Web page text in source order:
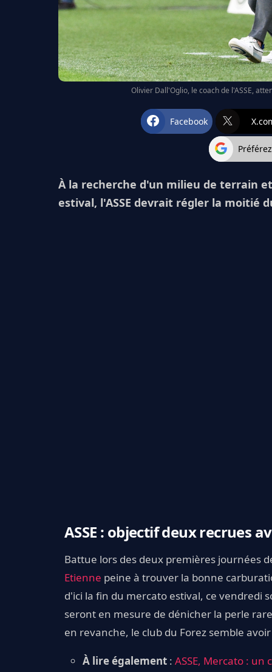
Olivier Dall'Oglio, le coach de l'ASSE,
Facebook
À la recherche d'un milieu de terrain
estival, l'ASSE devrait régler la moitié
ASSE : objectif deux recrues
Battue lors des deux premières journées
Etienne peine à trouver la bonne
d'ici la fin du mercato estival, ce vendredi
seront en mesure de dénicher la perle
en revanche, le club du Forez semble
À lire également : ASSE, Mercato :